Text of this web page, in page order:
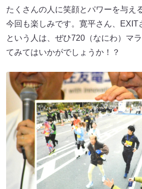
たくさんの人に笑顔とパワーを与え
今回も楽しみです。寛平さん、EXIT
という人は、ぜひ720（なにわ）マ
てみてはいかがでしょうか！？